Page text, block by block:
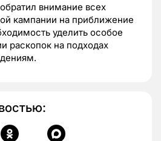
внимание всех
кампании на приближение
уделить особое
раскопок на подходах